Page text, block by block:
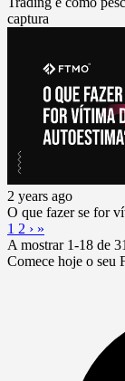
captura
2 years ago
O que fazer se for
1 2 › »
A mostrar 1-18 de
Comece hoje o seu